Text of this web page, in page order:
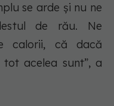
se arde și nu ne
de rău. Ne
calorii, că dacă
tot acelea sunt”, a